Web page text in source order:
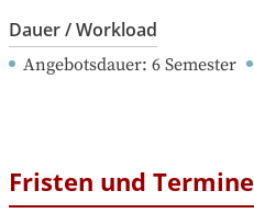
Dauer / Workload
Angebotsdauer: 6 Semester
Fristen und Termine